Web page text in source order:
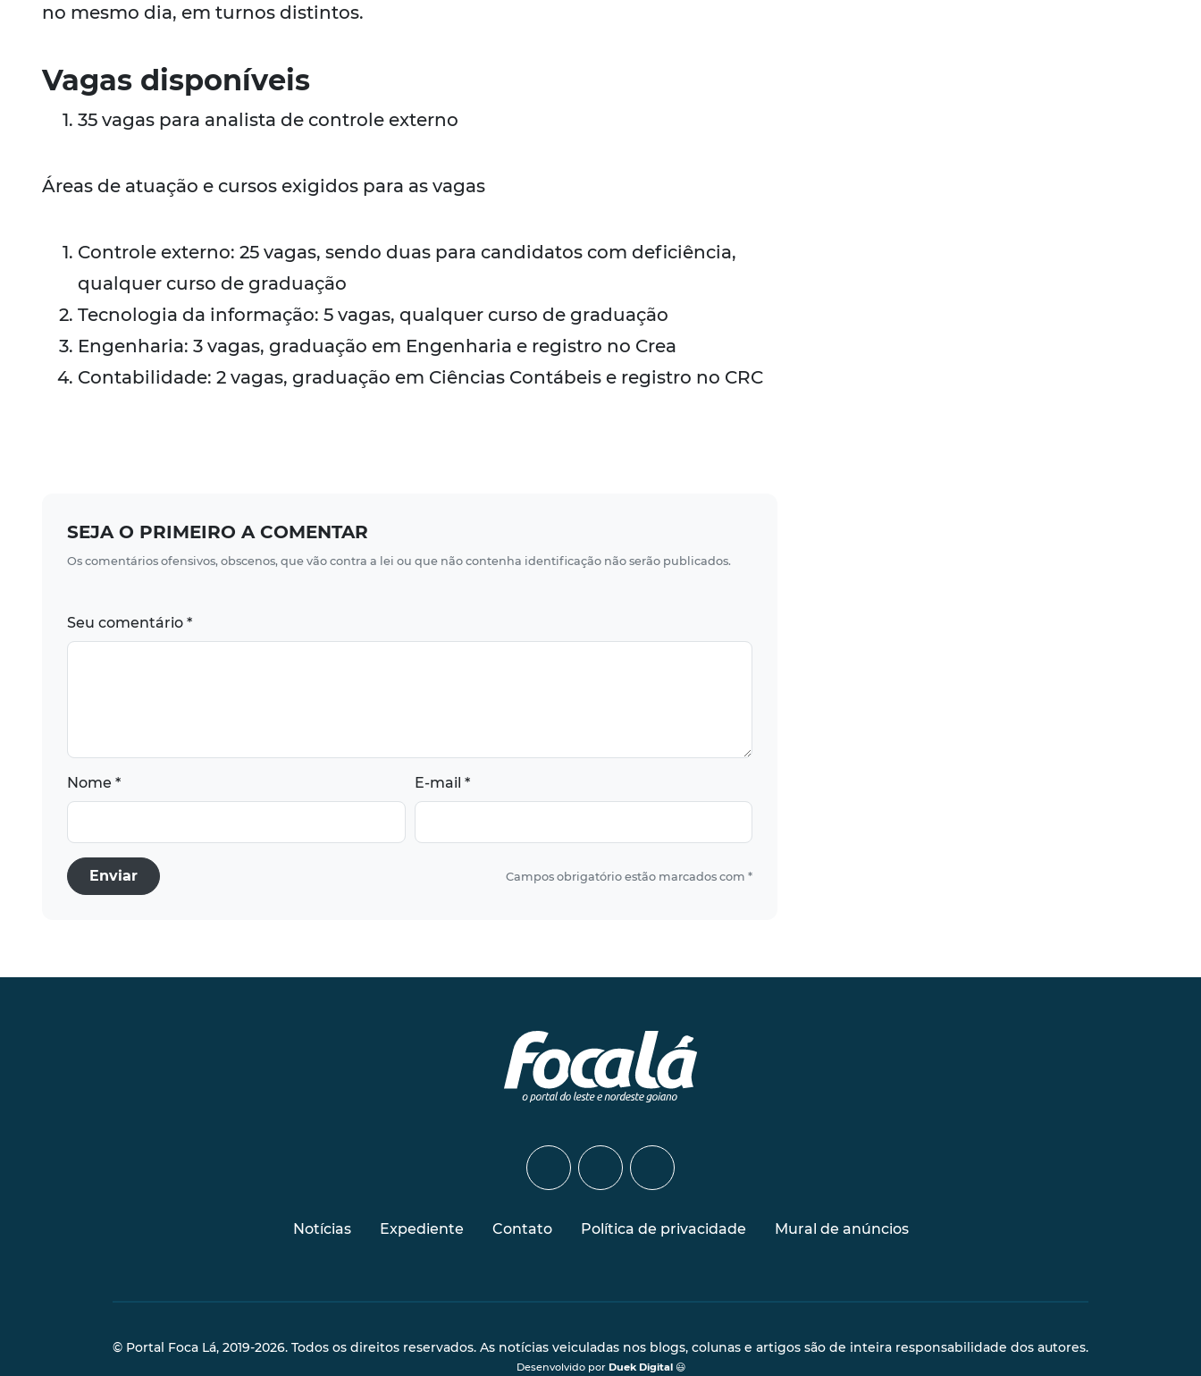
no mesmo dia, em turnos distintos.
Vagas disponíveis
35 vagas para analista de controle externo
Áreas de atuação e cursos exigidos para as vagas
Controle externo: 25 vagas, sendo duas para candidatos com deficiência,
qualquer curso de graduação
Tecnologia da informação: 5 vagas, qualquer curso de graduação
Engenharia: 3 vagas, graduação em Engenharia e registro no Crea
Contabilidade: 2 vagas, graduação em Ciências Contábeis e registro no CRC
SEJA O PRIMEIRO A COMENTAR
Os comentários ofensivos, obscenos, que vão contra a lei ou que não contenha identificação não serão publicados.
Seu comentário *
Nome * E-mail *
Enviar Campos obrigatório estão marcados com *
Notícias Expediente Contato Política de privacidade Mural de anúncios
© Portal Foca Lá, 2019-2026. Todos os direitos reservados. As notícias veiculadas nos blogs, colunas e artigos são de inteira responsabilidade dos autores.
Desenvolvido por Duek Digital😃